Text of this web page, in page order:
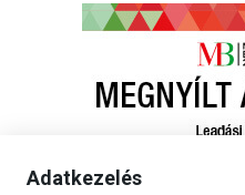
Adatkezelés